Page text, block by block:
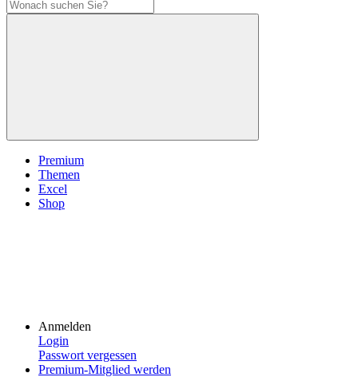
Premium
Themen
Excel
Shop
Anmelden
Login
Passwort vergessen
Premium-Mitglied werden